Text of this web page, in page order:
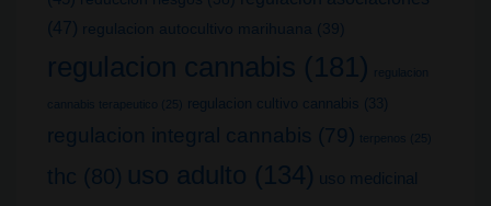
(47) regulacion autocultivo marihuana (39)
regulacion cannabis (181) regulacion
cannabis terapeutico (25) regulacion cultivo cannabis (33)
regulacion integral cannabis (79) terpenos (25)
thc (80) uso adulto (134) uso medicinal